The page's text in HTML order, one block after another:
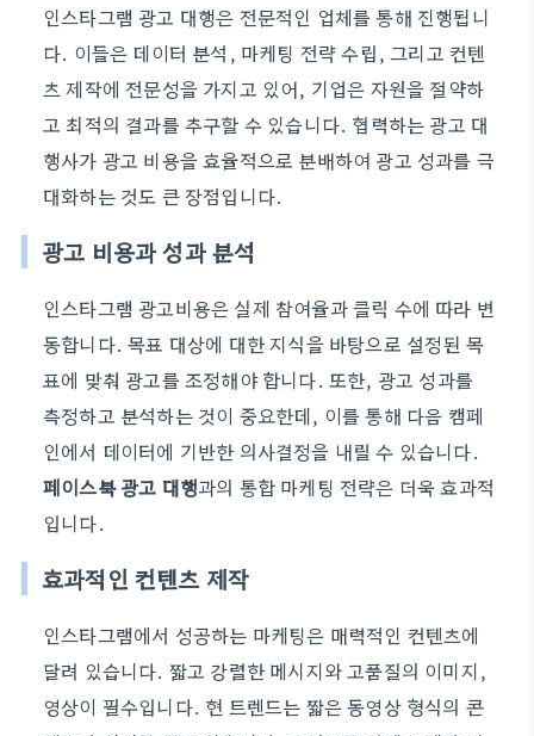
인스타그램 광고 대행은 전문적인 업체를 통해 진행됩니
다. 이들은 데이터 분석, 마케팅 전략 수립, 그리고 컨텐
츠 제작에 전문성을 가지고 있어, 기업은 자원을 절약하
고 최적의 결과를 추구할 수 있습니다. 협력하는 광고 대
행사가 광고 비용을 효율적으로 분배하여 광고 성과를 극
대화하는 것도 큰 장점입니다.
광고 비용과 성과 분석
인스타그램 광고비용은 실제 참여율과 클릭 수에 따라 변
동합니다. 목표 대상에 대한 지식을 바탕으로 설정된 목
표에 맞춰 광고를 조정해야 합니다. 또한, 광고 성과를
측정하고 분석하는 것이 중요한데, 이를 통해 다음 캠페
인에서 데이터에 기반한 의사결정을 내릴 수 있습니다.
페이스북 광고 대행과의 통합 마케팅 전략은 더욱 효과적
입니다.
효과적인 컨텐츠 제작
인스타그램에서 성공하는 마케팅은 매력적인 컨텐츠에
달려 있습니다. 짧고 강렬한 메시지와 고품질의 이미지,
영상이 필수입니다. 현 트렌드는 짧은 동영상 형식의 콘